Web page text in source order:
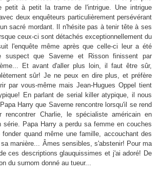
petit à petit la trame de l'intrigue. Une intrigue
deux enquêteurs particulièrement persévérant
sacré mordant. Il n'hésite pas à tenir tête à ses
ceux-ci sont détachés exceptionnellement du
l'enquête même après que celle-ci leur a été
suspect que Saverne et Risson finissent par
Et avant d'aller plus loin, il faut être sûr,
sûr! Je ne peux en dire plus, et préfère
par vous-même mais Jean-Hugues Oppel tient
En parlant de serial killer atypique, il nous
Harry que Saverne rencontre lorsqu'il se rend
rencontrer Charlie, le spécialiste américain en
série. Papa Harry a perdu sa femme en couches
quand même une famille, accouchant des
manière... Âmes sensibles, s'abstenir! Pour ma
ces descriptions glauquissimes et j'ai adoré! De
du surnom donné au tueur...